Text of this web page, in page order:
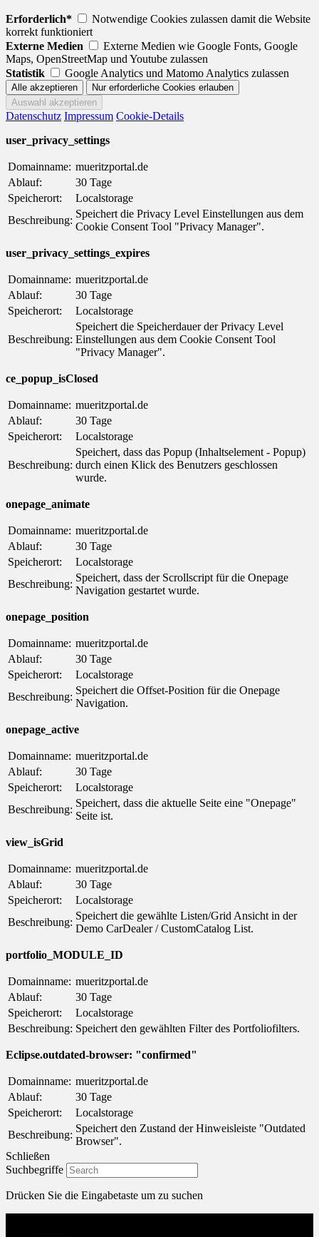
Erforderlich*
Notwendige Cookies zulassen damit die Website
korrekt funktioniert
Externe Medien
Externe Medien wie Google Fonts, Google
Maps, OpenStreetMap und Youtube zulassen
Statistik
Google Analytics und Matomo Analytics zulassen
Datenschutz Impressum Cookie-Details
user_privacy_settings
Domainname: mueritzportal.de
Ablauf:
30 Tage
Speicherort:
Localstorage
Beschreibung:
Speichert die Privacy Level Einstellungen aus dem
Cookie Consent Tool "Privacy Manager".
user_privacy_settings_expires
Domainname: mueritzportal.de
Ablauf:
30 Tage
Speicherort:
Localstorage
Beschreibung:
Speichert die Speicherdauer der Privacy Level
Einstellungen aus dem Cookie Consent Tool
"Privacy Manager".
ce_popup_isClosed
Domainname: mueritzportal.de
Ablauf:
30 Tage
Speicherort:
Localstorage
Beschreibung:
Speichert, dass das Popup (Inhaltselement - Popup)
durch einen Klick des Benutzers geschlossen
wurde.
onepage_animate
Domainname: mueritzportal.de
Ablauf:
30 Tage
Speicherort:
Localstorage
Beschreibung:
Speichert, dass der Scrollscript für die Onepage
Navigation gestartet wurde.
onepage_position
Domainname: mueritzportal.de
Ablauf:
30 Tage
Speicherort:
Localstorage
Beschreibung:
Speichert die Offset-Position für die Onepage
Navigation.
onepage_active
Domainname: mueritzportal.de
Ablauf:
30 Tage
Speicherort:
Localstorage
Beschreibung:
Speichert, dass die aktuelle Seite eine "Onepage"
Seite ist.
view_isGrid
Domainname: mueritzportal.de
Ablauf:
30 Tage
Speicherort:
Localstorage
Beschreibung:
Speichert die gewählte Listen/Grid Ansicht in der
Demo CarDealer / CustomCatalog List.
portfolio_MODULE_ID
Domainname: mueritzportal.de
Ablauf:
30 Tage
Speicherort:
Localstorage
Beschreibung: Speichert den gewählten Filter des Portfoliofilters.
Eclipse.outdated-browser: "confirmed"
Domainname: mueritzportal.de
Ablauf:
30 Tage
Speicherort:
Localstorage
Beschreibung:
Speichert den Zustand der Hinweisleiste "Outdated
Browser".
Schließen
Suchbegriffe
Drücken Sie die Eingabetaste um zu suchen